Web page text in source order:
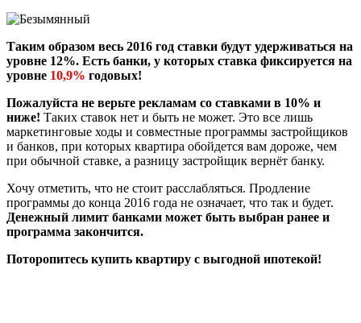
Таким образом весь 2016 год ставки будут удерживаться на
уровне 12%. Есть банки, у которых ставка фиксируется на
уровне 10,9% годовых!
Пожалуйста не верьте рекламам со ставками в 10% и
ниже! Таких ставок нет и быть не может. Это все лишь
маркетинговые ходы и совместные программы застройщиков
и банков, при которых квартира обойдется вам дороже, чем
при обычной ставке, а разницу застройщик вернёт банку.
Хочу отметить, что не стоит расслабляться. Продление
программы до конца 2016 года не означает, что так и будет.
Денежный лимит банками может быть выбран ранее и
программа закончится.
Поторопитесь купить квартиру с выгодной ипотекой!